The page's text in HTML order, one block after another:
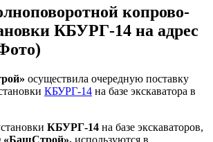
копрово-
КБУРГ-14 на адрес
осуществила очередную поставку
КБУРГ-14 на базе экскаватора в
КБУРГ-14 на базе экскаваторов,
используются в